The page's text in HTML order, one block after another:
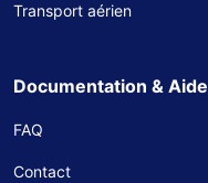
Transport aérien
Documentation & Aide
FAQ
Contact